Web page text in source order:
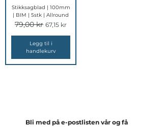
Stikksagblad | 100mm
| BIM | 5stk | Allround
Vanlig pris
79,00 kr Salgspris
67,15 kr
Legg til i
handlekurv
Bli med på e-postlisten vår og få